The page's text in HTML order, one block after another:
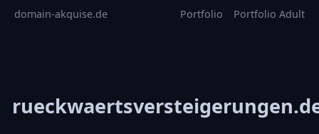
domain-akquise.de Portfolio Portfolio Adult